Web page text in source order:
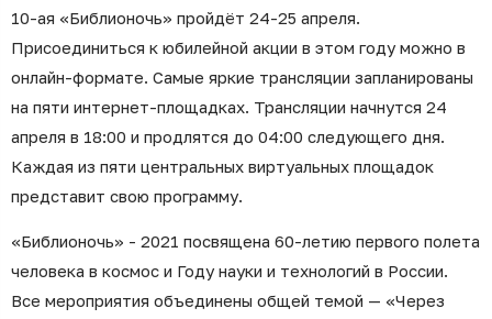
10-ая «Библионочь» пройдёт 24-25 апреля.
Присоединиться к юбилейной акции в этом году можно в
онлайн-формате. Самые яркие трансляции запланированы
на пяти интернет-площадках. Трансляции начнутся 24
апреля в 18:00 и продлятся до 04:00 следующего дня.
Каждая из пяти центральных виртуальных площадок
представит свою программу.
«Библионочь» - 2021 посвящена 60-летию первого полета
человека в космос и Году науки и технологий в России.
Все мероприятия объединены общей темой — «Через